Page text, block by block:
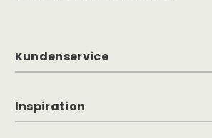
Kundenservice
Inspiration